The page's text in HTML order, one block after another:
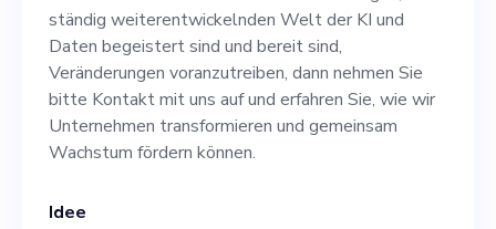
wachstumsorientierte
Denkweise und die
Fähigkeit, Beziehungen
aufzubauen. Wenn Sie von
der schnelllebigen, sich
ständig weiterentwickelnden Welt der KI und
Daten begeistert sind und bereit sind,
Veränderungen voranzutreiben, dann nehmen Sie
bitte Kontakt mit uns auf und erfahren Sie, wie wir
Unternehmen transformieren und gemeinsam
Wachstum fördern können.
Idee